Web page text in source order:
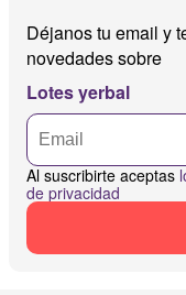
Déjanos tu email y
novedades sobre
Lotes yerbal
Al suscribirte aceptas
de privacidad